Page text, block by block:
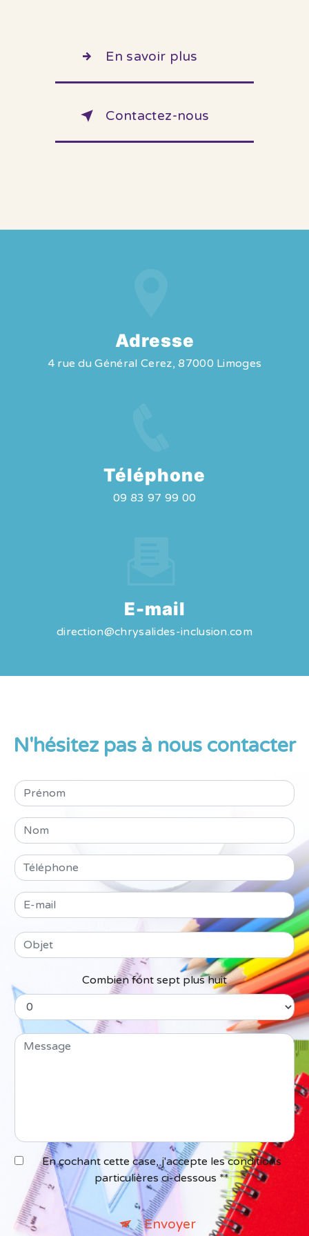
En savoir plus
Contactez-nous
Adresse
4 rue du Général Cerez, 87000 Limoges
Téléphone
09 83 97 99 00
E-mail
direction@chrysalides-inclusion.com
N'hésitez pas à nous contacter
Combien font sept plus huit
En cochant cette case, j'accepte les conditions
particulières ci-dessous **
Envoyer